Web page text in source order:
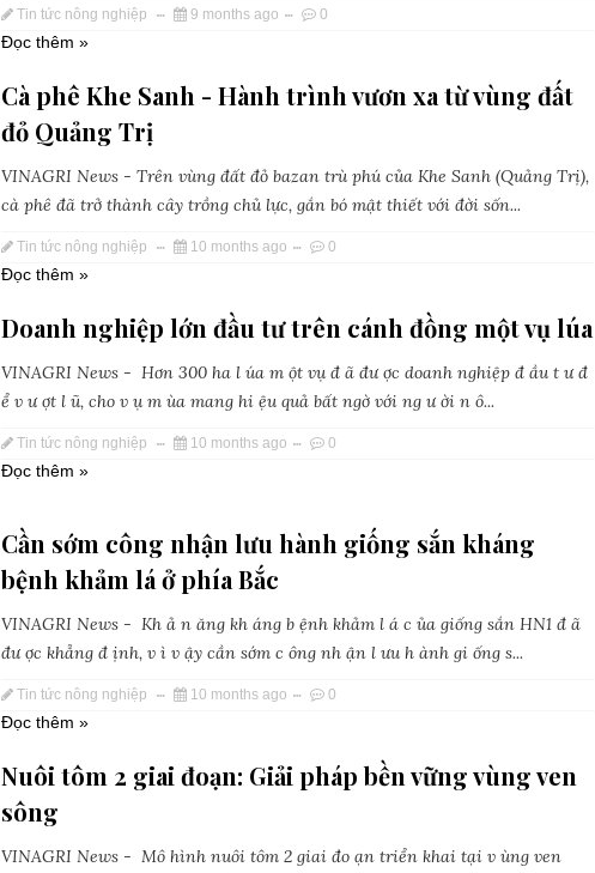
Tin tức nông nghiệp 9 months ago 0
Đọc thêm »
Cà phê Khe Sanh - Hành trình vươn xa từ vùng đất
đỏ Quảng Trị
VINAGRI News - Trên vùng đất đỏ bazan trù phú của Khe Sanh (Quảng Trị),
cà phê đã trở thành cây trồng chủ lực, gắn bó mật thiết với đời sốn...
Tin tức nông nghiệp 10 months ago 0
Đọc thêm »
Doanh nghiệp lớn đầu tư trên cánh đồng một vụ lúa
VINAGRI News - Hơn 300 ha l úa m ột vụ đ ã đư ợc doanh nghiệp đ ầu t ư đ
ể v ư ợt l ũ, cho v ụ m ùa mang hi ệu quả bất ngờ với ng ư ời n ô...
Tin tức nông nghiệp 10 months ago 0
Đọc thêm »
Cần sớm công nhận lưu hành giống sắn kháng
bệnh khảm lá ở phía Bắc
VINAGRI News - Kh ả n ăng kh áng b ệnh khảm l á c ủa giống sắn HN1 đ ã
đư ợc khẳng đ ịnh, v ì v ậy cần sớm c ông nh ận l ưu h ành gi ống s...
Tin tức nông nghiệp 10 months ago 0
Đọc thêm »
Nuôi tôm 2 giai đoạn: Giải pháp bền vững vùng ven
sông
VINAGRI News - Mô hình nuôi tôm 2 giai đo ạn triển khai tại v ùng ven